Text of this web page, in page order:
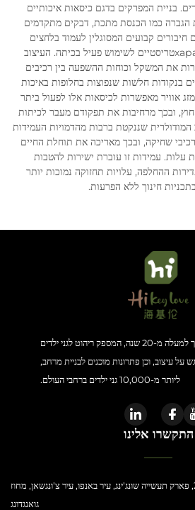
בניית המפרקים בדגם כיסאות איכותיים
הגברה כמו הכנסת מתכת, דבקים מתקדמים
חיבורים קבועים המסוגלין לעמוד בלחצים
צידיים ובלoad דינמיים, שхаракטריסטיים לשימוש פעיל בכיתה. העיצוב
את המשקל וכוחות ההשפעה בין רכיבים
בנקודות חלשות שנפוצות בחלופות באיכות
אוויר מאפשרות לכיסאות אלו לפעול ביתר
שאת בסביבות לימודimum חוץ, ובכך מרחיבות את תפקודם מעבר לכיתות
המודולרית שננקטת ברבות מהדמויות העמידות
שחיקה, ובכך מאריכה את תוחלת החיים
עלות. עמידות זו עוברת ישירות להטבות
ההחלפה, עלויות תחזוקה נמוכות יותר
חינוך ללא הפרעות.
מותג מוביל מסין במשך למעלה מ-20 שנה, המספק ריהוט לגני ילדים
על עיצוב, וכן פתרונות מוכנים לבניית מרחב,
ליותר מ-10,000 גני ילדים ברחבי העולם.
התקשרו אלינו
הרחוב התעשייתי מס' 26, פארק תעשייה שונג'ינג, עיר באנפו, עיר צ'ונגשאן, מחוז
גואנגדונג